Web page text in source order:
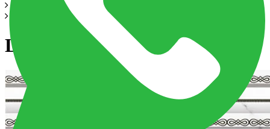
Цоколь Zoc. Palmira 20*30
Цоколь Zoc. Palmira 20*30